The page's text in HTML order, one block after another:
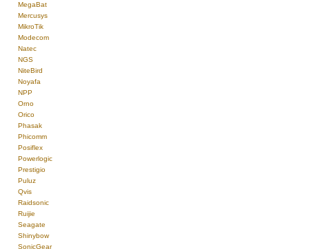
MegaBat
Mercusys
MikroTik
Modecom
Natec
NGS
NiteBird
Noyafa
NPP
Orno
Orico
Phasak
Phicomm
Posiflex
Powerlogic
Prestigio
Puluz
Qvis
Raidsonic
Ruijie
Seagate
Shinybow
SonicGear